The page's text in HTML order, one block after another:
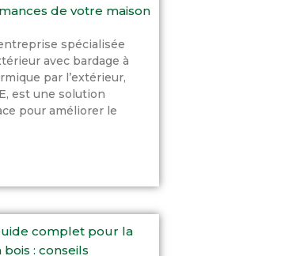
de votre maison
spécialisée
avec bardage à
par l’extérieur,
est une solution
pour améliorer le